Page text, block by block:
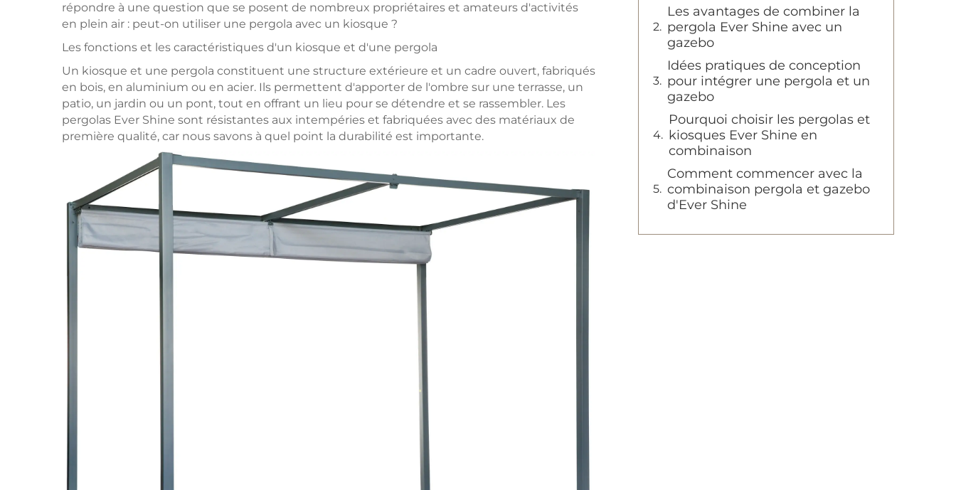
répondre à une question que se posent de nombreux propriétaires et amateurs d'activités
en plein air : peut-on utiliser une pergola avec un kiosque ?
Les fonctions et les caractéristiques d'un kiosque et d'une pergola
Un kiosque et une pergola constituent une structure extérieure et un cadre ouvert, fabriqués
en bois, en aluminium ou en acier. Ils permettent d'apporter de l'ombre sur une terrasse, un
patio, un jardin ou un pont, tout en offrant un lieu pour se détendre et se rassembler. Les
pergolas Ever Shine sont résistantes aux intempéries et fabriquées avec des matériaux de
première qualité, car nous savons à quel point la durabilité est importante.
Les avantages de combiner la
pergola Ever Shine avec un
gazebo
Idées pratiques de conception
pour intégrer une pergola et un
gazebo
Pourquoi choisir les pergolas et
kiosques Ever Shine en
combinaison
Comment commencer avec la
combinaison pergola et gazebo
d'Ever Shine